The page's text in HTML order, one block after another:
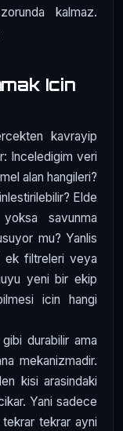
kalmaz.
Icin
kavrayip
Inceledigim veri
alan hangileri?
Elde
savunma
mu? Yanlis
ek filtreleri veya
yeni bir ekip
icin hangi
durabilir ama
mekanizmadir.
kisi arasindaki
Yani sadece
tekrar ayni